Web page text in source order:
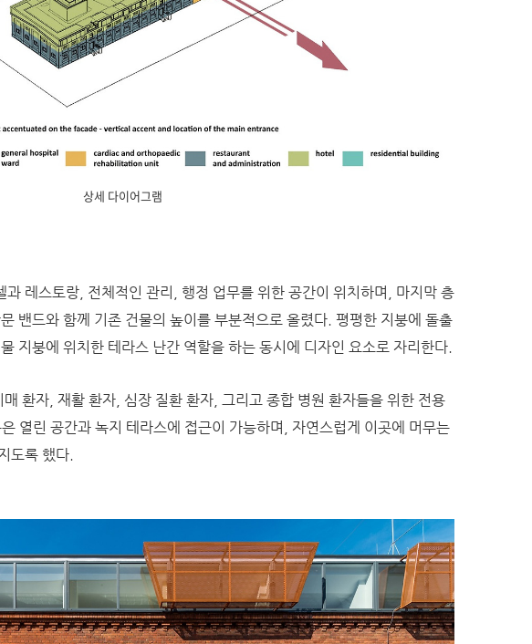
상세 다이어그램
과 레스토랑, 전체적인 관리, 행정 업무를 위한 공간이 위치하며, 마지막 층
밴드와 함께 기존 건물의 높이를 부분적으로 올렸다. 평평한 지붕에 돌출
지붕에 위치한 테라스 난간 역할을 하는 동시에 디자인 요소로 자리한다.
환자, 재활 환자, 심장 질환 환자, 그리고 종합 병원 환자들을 위한 전용
열린 공간과 녹지 테라스에 접근이 가능하며, 자연스럽게 이곳에 머무는
도록 했다.